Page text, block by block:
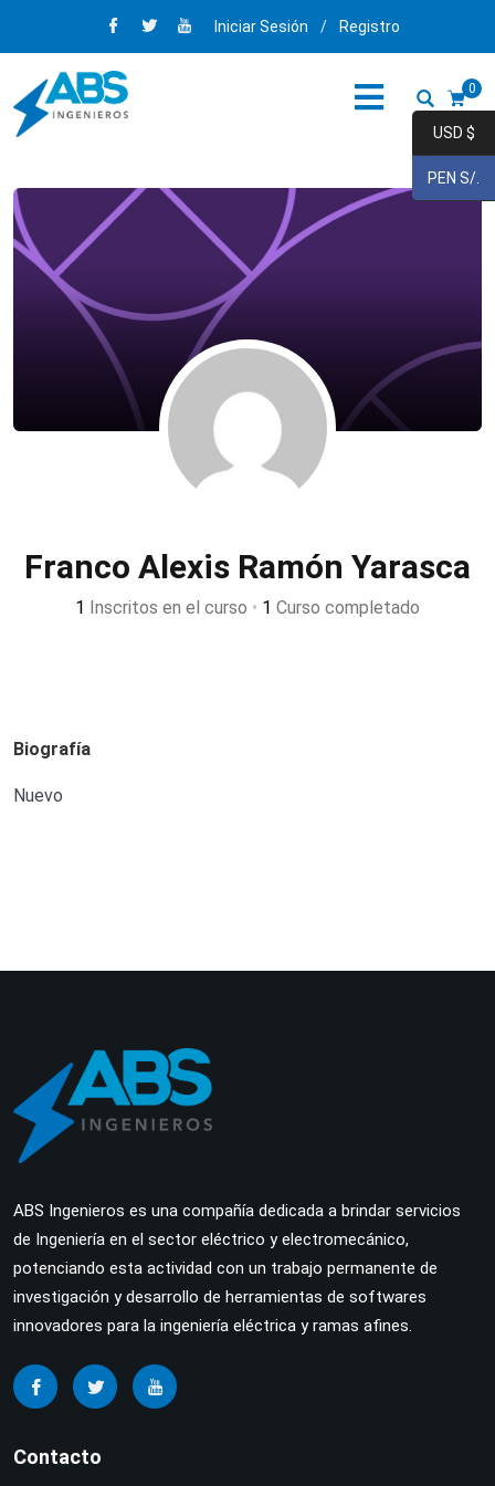
Iniciar Sesión / Registro
0
Franco Alexis Ramón Yarasca
1 Inscritos en el curso • 1 Curso completado
Biografía
Nuevo
ABS Ingenieros es una compañía dedicada a brindar servicios
de Ingeniería en el sector eléctrico y electromecánico,
potenciando esta actividad con un trabajo permanente de
investigación y desarrollo de herramientas de softwares
innovadores para la ingeniería eléctrica y ramas afines.
Contacto
USD $
PEN S/.